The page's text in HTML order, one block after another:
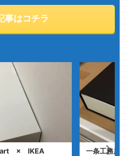
事はコチラ
× IKEA 一条工務店